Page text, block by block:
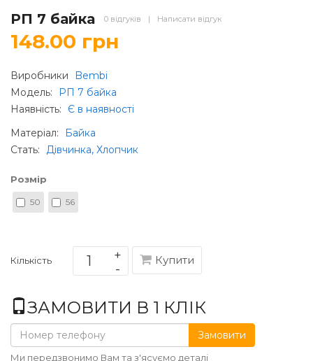
РП 7 байка 0 відгуків | Написати відгук
148.00 грн
Виробники
Bembi
Модель:
РП 7 байка
Наявність:
Є в наявності
Матеріал:
Байка
Стать: Дівчинка, Хлопчик
Розмір
50 56
Кількість Купити
ЗАМОВИТИ В 1 КЛІК
Замовити
Ми передзвонимо Вам та з'ясуємо деталі